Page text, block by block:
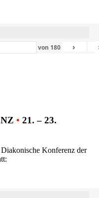
von 180 ›
• 21. – 23.
Konferenz der